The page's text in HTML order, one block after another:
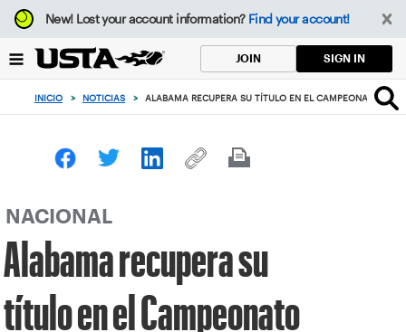
Enfoque
desde
botón
volver
principio
New!Lost your account information? Find your account!
JOIN SIGN IN
INICIO > NOTICIAS > ALABAMA RECUPERA SU TÍTULO EN EL CAMPEONATO
NACIONAL
Alabama recupera su
título en el Campeonato